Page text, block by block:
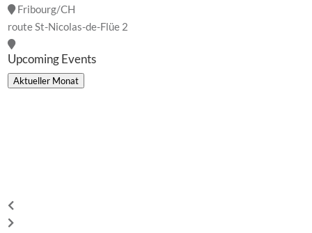
Fribourg/CH
route St-Nicolas-de-Flüe 2
Upcoming Events
Aktueller Monat